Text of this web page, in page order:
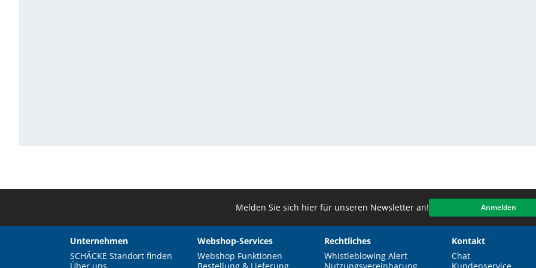
Melden Sie sich hier für unseren Newsletter an! Anmelden
Unternehmen
SCHÄCKE Standort finden
Webshop-Services
Webshop Funktionen
Rechtliches
Whistleblowing Alert
Kontakt
Chat